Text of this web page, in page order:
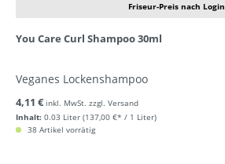
Friseur-Preis nach Login
You Care Curl Shampoo 30ml
Veganes Lockenshampoo
Inhalt: 0.03 Liter (137,00 €* / 1 Liter)
4,11 € inkl. MwSt. zzgl. Versand
38 Artikel vorrätig